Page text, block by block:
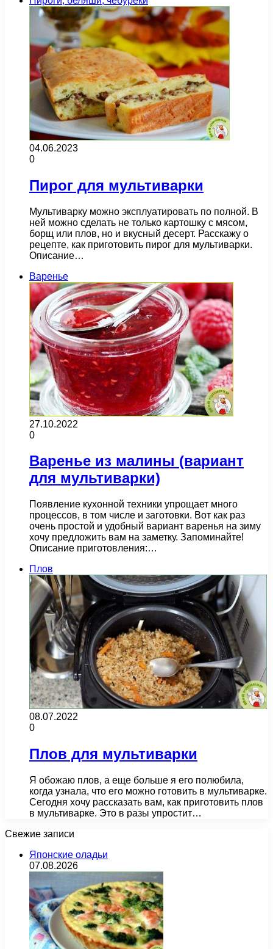
04.06.2023
0
Пирог для мультиварки
Мультиварку можно эксплуатировать по полной. В
ней можно сделать не только картошку с мясом,
борщ или плов, но и вкусный десерт. Расскажу о
рецепте, как приготовить пирог для мультиварки.
Описание…
Варенье
27.10.2022
0
Варенье из малины (вариант
для мультиварки)
Появление кухонной техники упрощает много
процессов, в том числе и заготовки. Вот как раз
очень простой и удобный вариант варенья на зиму
хочу предложить вам на заметку. Запоминайте!
Описание приготовления:…
Плов
08.07.2022
0
Плов для мультиварки
Я обожаю плов, а еще больше я его полюбила,
когда узнала, что его можно готовить в мультиварке.
Сегодня хочу рассказать вам, как приготовить плов
в мультиварке. Это в разы упростит…
Свежие записи
Японские оладьи
07.08.2026